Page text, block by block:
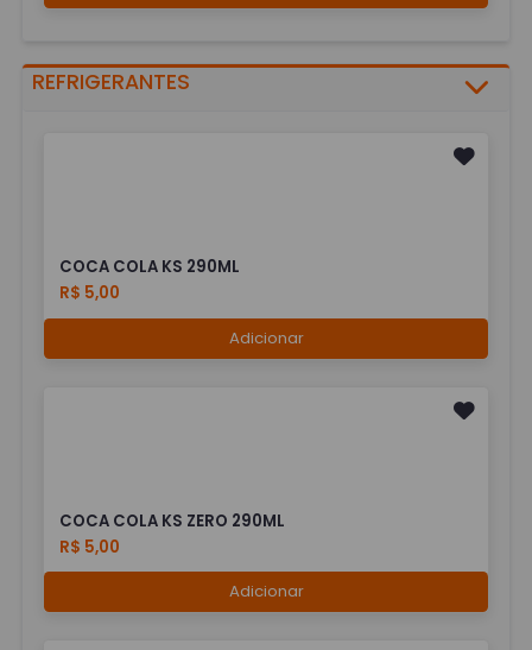
REFRIGERANTES
COCA COLA KS 290ML
R$ 5,00
Adicionar
COCA COLA KS ZERO 290ML
R$ 5,00
Adicionar